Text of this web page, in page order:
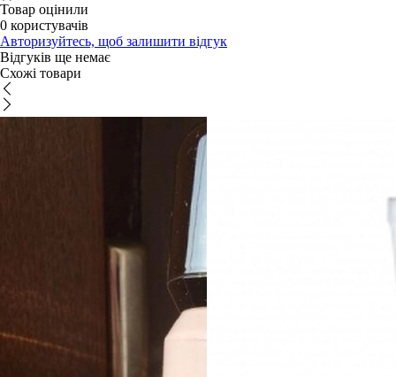
Товар оцінили
0 користувачів
Авторизуйтесь, щоб залишити відгук
Відгуків ще немає
Схожі товари